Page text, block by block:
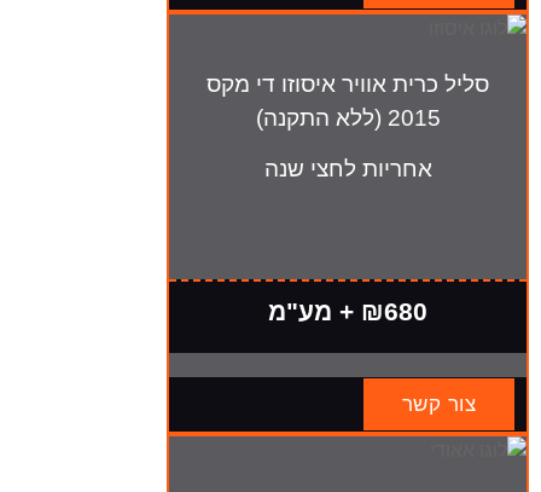
סליל כרית אוויר איסוזו די מקס
2015 (ללא התקנה)
אחריות לחצי שנה
₪680 + מע"מ
צור קשר